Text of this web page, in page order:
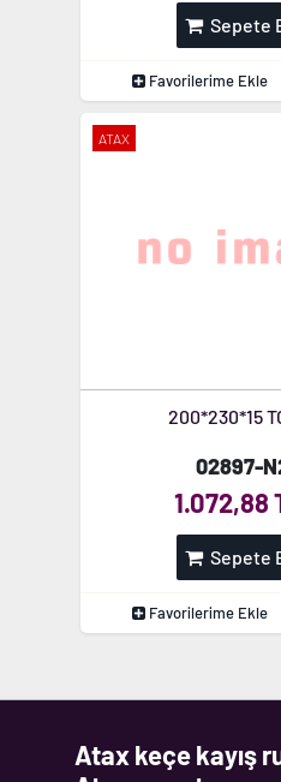
Sepete
Favorilerime Ekle
ATAX
200*230*15
02897-
1.072,88
Sepete
Favorilerime Ekle
Atax keçe kayış